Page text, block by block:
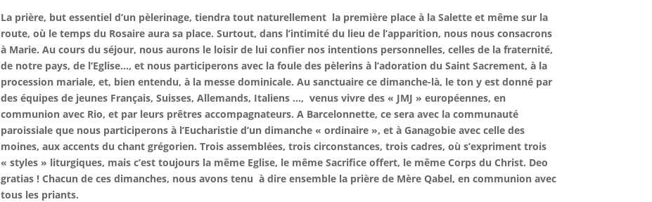
La prière, but essentiel d’un pèlerinage, tiendra tout naturellement la première place à la Salette et même sur la
route, où le temps du Rosaire aura sa place. Surtout, dans l’intimité du lieu de l’apparition, nous nous consacrons
à Marie. Au cours du séjour, nous aurons le loisir de lui confier nos intentions personnelles, celles de la fraternité,
de notre pays, de l’Eglise…, et nous participerons avec la foule des pèlerins à l’adoration du Saint Sacrement, à la
procession mariale, et, bien entendu, à la messe dominicale. Au sanctuaire ce dimanche-là, le ton y est donné par
des équipes de jeunes Français, Suisses, Allemands, Italiens …, venus vivre des « JMJ » européennes, en
communion avec Rio, et par leurs prêtres accompagnateurs. A Barcelonnette, ce sera avec la communauté
paroissiale que nous participerons à l’Eucharistie d’un dimanche « ordinaire », et à Ganagobie avec celle des
moines, aux accents du chant grégorien. Trois assemblées, trois circonstances, trois cadres, où s’expriment trois
« styles » liturgiques, mais c’est toujours la même Eglise, le même Sacrifice offert, le même Corps du Christ. Deo
gratias ! Chacun de ces dimanches, nous avons tenu à dire ensemble la prière de Mère Qabel, en communion avec
tous les priants.